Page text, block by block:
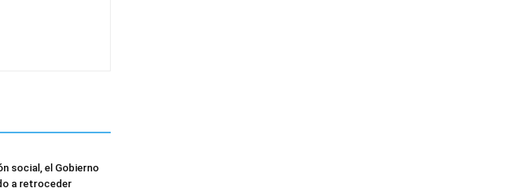
social, el Gobierno
a retroceder